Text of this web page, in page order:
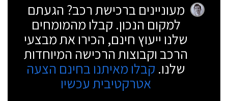
מעוניינים ברכישת רכב? הגעתם
למקום הנכון. קבלו מהמומחים
שלנו ייעוץ חינם, הכירו את מבצעי
הרכב וקבוצות הרכישה המיוחדות
שלנו. קבלו מאיתנו בחינם הצעה
אטרקטיבית עכשיו